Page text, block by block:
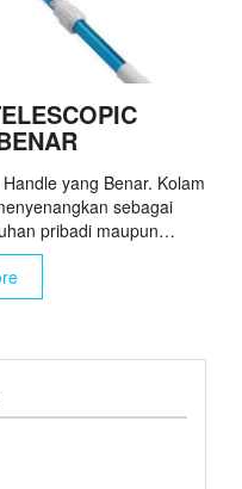
yang Benar. Kolam
sebagai
pribadi maupun…